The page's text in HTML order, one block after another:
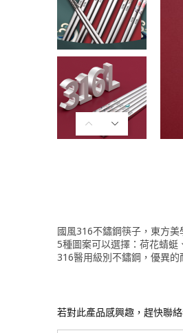
國風316不鏽鋼筷子，東方美
5種圖案可以選擇：荷花蜻蜓
316醫用級別不鏽鋼，優異的
若對此產品感興趣，趕快聯